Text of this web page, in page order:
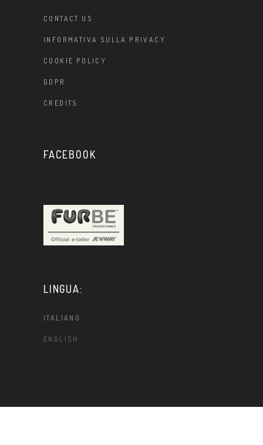
CONTACT US
INFORMATIVA SULLA PRIVACY
COOKIE POLICY
GDPR
CREDITS
FACEBOOK
LINGUA:
ITALIANO
ENGLISH